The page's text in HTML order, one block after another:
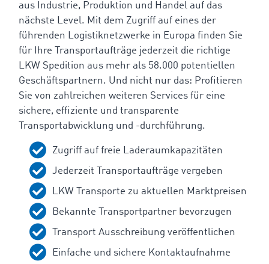
aus Industrie, Produktion und Handel auf das
nächste Level. Mit dem Zugriff auf eines der
führenden Logistiknetzwerke in Europa finden Sie
für Ihre Transportaufträge jederzeit die richtige
LKW Spedition aus mehr als 58.000 potentiellen
Geschäftspartnern. Und nicht nur das: Profitieren
Sie von zahlreichen weiteren Services für eine
sichere, effiziente und transparente
Transportabwicklung und -durchführung.
Zugriff auf freie Laderaumkapazitäten
Jederzeit Transportaufträge vergeben
LKW Transporte zu aktuellen Marktpreisen
Bekannte Transportpartner bevorzugen
Transport Ausschreibung veröffentlichen
Einfache und sichere Kontaktaufnahme